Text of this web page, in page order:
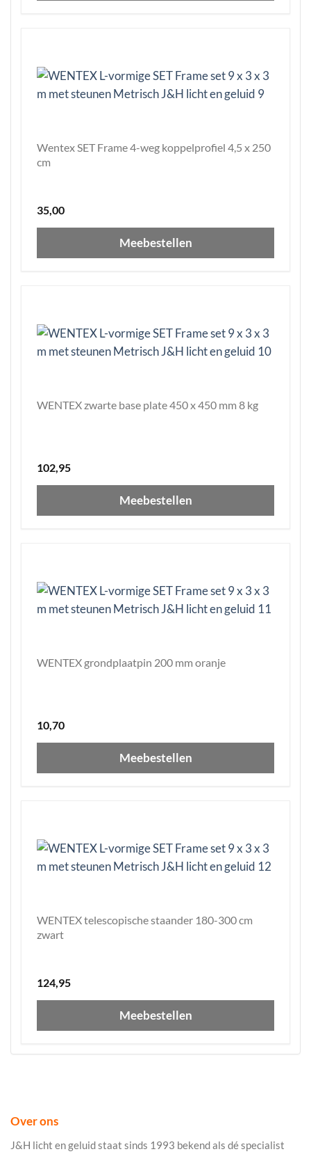
Wentex SET Frame 4-weg koppelprofiel 4,5 x 250
cm
35,00
Meebestellen
WENTEX zwarte base plate 450 x 450 mm 8 kg
102,95
Meebestellen
WENTEX grondplaatpin 200 mm oranje
10,70
Meebestellen
WENTEX telescopische staander 180-300 cm
zwart
124,95
Meebestellen
Over ons
J&H licht en geluid staat sinds 1993 bekend als dé specialist